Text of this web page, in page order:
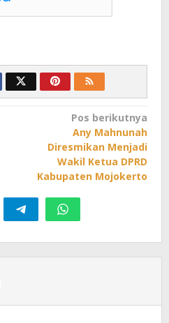
Pos berikutnya
Any Mahnunah
Diresmikan Menjadi
Wakil Ketua DPRD
Kabupaten Mojokerto